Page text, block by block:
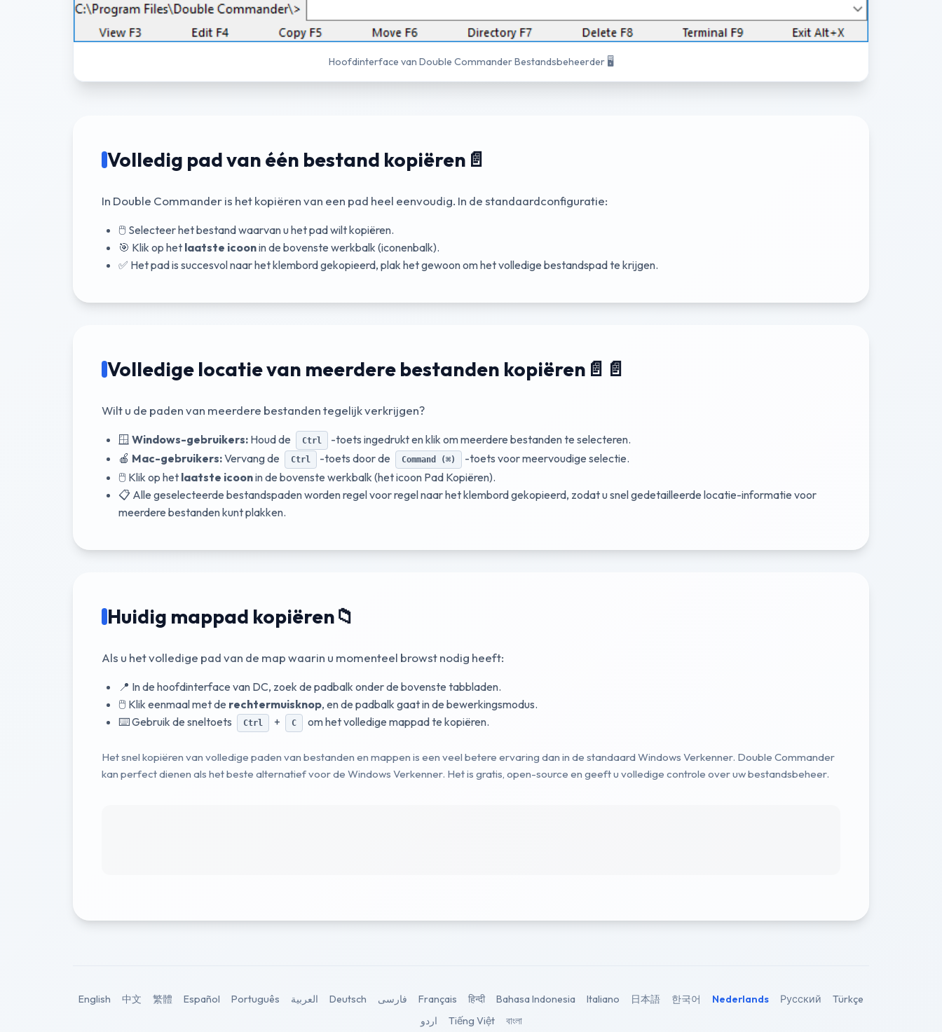
Hoofdinterface van Double Commander Bestandsbeheerder 🖥️
Volledig pad van één bestand kopiëren 📄
In Double Commander is het kopiëren van een pad heel eenvoudig. In de standaardconfiguratie:
🖱️ Selecteer het bestand waarvan u het pad wilt kopiëren.
🎯 Klik op het laatste icoonin de bovenste werkbalk (iconenbalk).
✅ Het pad is succesvol naar het klembord gekopieerd, plak het gewoon om het volledige bestandspad te krijgen.
Volledige locatie van meerdere bestanden kopiëren 📄📄
Wilt u de paden van meerdere bestanden tegelijk verkrijgen?
🪟 Windows-gebruikers: Houd de Ctrl
-toets ingedrukt en klik om meerdere bestanden te selecteren.
🍎 Mac-gebruikers:Vervang de Ctrl -toets door de Command (⌘)
-toets voor meervoudige selectie.
🖱️ Klik op het laatste icoonin de bovenste werkbalk (het icoon Pad Kopiëren).
📋 Alle geselecteerde bestandspaden worden regel voor regel naar het klembord gekopieerd, zodat u snel gedetailleerde locatie-informatie voor
meerdere bestanden kunt plakken.
Huidig mappad kopiëren📁
Als u het volledige pad van de map waarin u momenteel browst nodig heeft:
📍 In de hoofdinterface van DC, zoek de padbalk onder de bovenste tabbladen.
🖱️ Klik eenmaal met de rechtermuisknop, en de padbalk gaat in de bewerkingsmodus.
⌨️ Gebruik de sneltoets
Ctrl + C om het volledige mappad te kopiëren.
Het snel kopiëren van volledige paden van bestanden en mappen is een veel betere ervaring dan in de standaard Windows Verkenner. Double Commander
kan perfect dienen als het beste alternatief voor de Windows Verkenner. Het is gratis, open-source en geeft u volledige controle over uw bestandsbeheer.
English 中文 繁體 Español Português العربية Deutsch فارسی Français हिन्दी Bahasa Indonesia Italiano 日本語 한국어 Nederlands Русский
Türkçe
اردو
Tiếng Việt বাংলা